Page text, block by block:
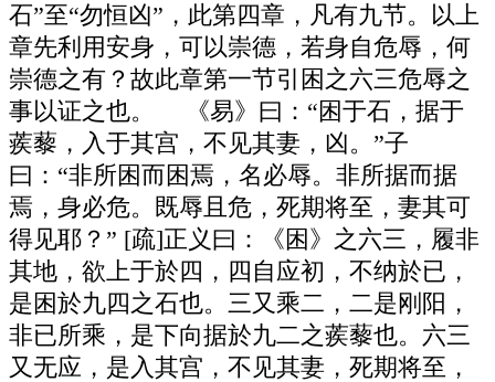
石”至“勿恒凶”，此第四章，凡有九节。以上
章先利用安身，可以崇德，若身自危辱，何
崇德之有？故此章第一节引困之六三危辱之
事以证之也。 《易》曰：“困于石，据于
蒺藜，入于其宫，不见其妻，凶。”子
曰：“非所困而困焉，名必辱。非所据而据
焉，身必危。既辱且危，死期将至，妻其可
得见耶？” [疏]正义曰：《困》之六三，履非
其地，欲上于於四，四自应初，不纳於已，
是困於九四之石也。三又乘二，二是刚阳，
非已所乘，是下向据於九二之蒺藜也。六三
又无应，是入其宫，不见其妻，死期将至，